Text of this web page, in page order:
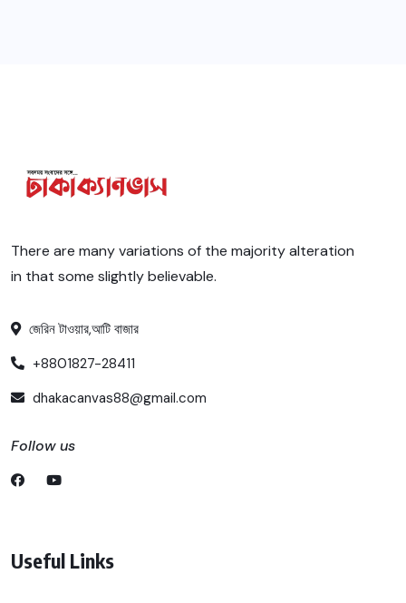
There are many variations of the majority alteration
in that some slightly believable.
জেরিন টাওয়ার,আটি বাজার
+8801827-28411
dhakacanvas88@gmail.com
Follow us
Useful Links